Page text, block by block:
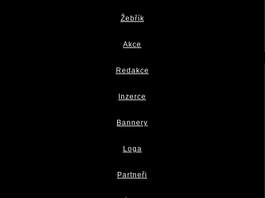
Žebřík
Akce
Redakce
Inzerce
Bannery
Loga
Partneři